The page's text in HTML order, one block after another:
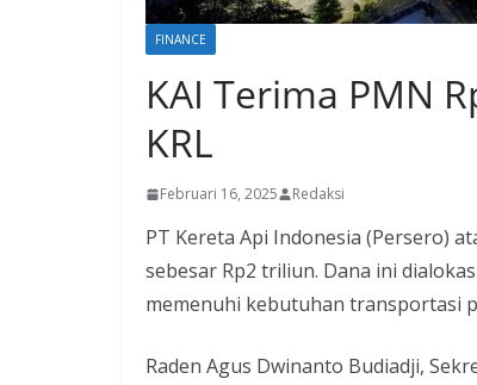
FINANCE
KAI Terima PMN
KRL
Februari 16, 2025 Redaksi
PT Kereta Api Indonesia (Persero)
sebesar Rp2 triliun. Dana ini
memenuhi kebutuhan transportasi
Raden Agus Dwinanto Budiadji,